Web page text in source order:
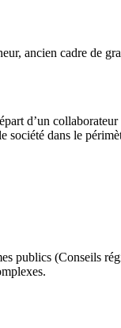
ancien cadre de
d’un
dans le
publics (Conseils